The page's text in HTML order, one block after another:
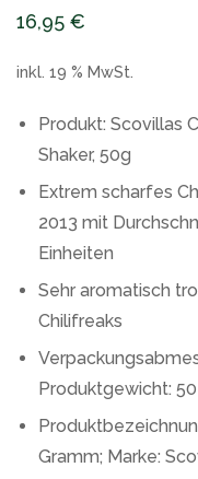
16,95 €
inkl. 19 % MwSt.
Produkt: Scovillas
Shaker, 50g
Extrem scharfes
2013 mit
Einheiten
Sehr aromatisch
Chilifreaks
Produktgewicht:
Gramm; Marke: